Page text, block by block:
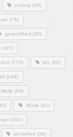
corona (69)
(76)
gesundheit(36)
(47)
(776) kt1 (53)
(144)
Malle (68)
Musik (41)
(162)
sicherheit (36)